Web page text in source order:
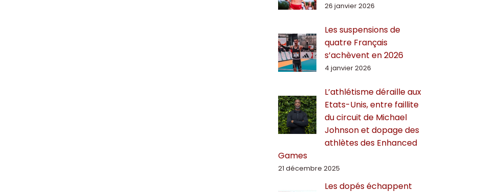
26 janvier 2026
Les suspensions de
quatre Français
s’achèvent en 2026
4 janvier 2026
L’athlétisme déraille aux
Etats-Unis, entre faillite
du circuit de Michael
Johnson et dopage des
athlètes des Enhanced
Games
21 décembre 2025
Les dopés échappent